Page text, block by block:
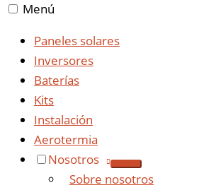
Menú
Paneles solares
Inversores
Baterías
Kits
Instalación
Aerotermia
Nosotros
Sobre nosotros